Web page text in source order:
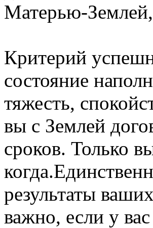
Матерью-Землей,
Критерий
состояние
тяжесть,
вы с Землей
сроков. Только
результаты
важно, если у